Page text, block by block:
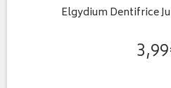
Elgydium Dentifrice
3,99